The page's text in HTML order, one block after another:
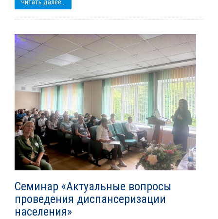
Читать далее...
Cеминар «Актуальные вопросы
проведения диспансеризации
населения»